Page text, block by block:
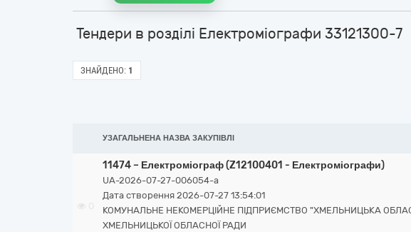
Тендери в розділі Електроміографи 33121300-7
ЗНАЙДЕНО: 1
УЗАГАЛЬНЕНА НАЗВА ЗАКУПІВЛІ
11474 – Електроміограф (Z12100401 - Електроміографи)
UA-2026-07-27-006054-a
Дата створення 2026-07-27 13:54:01
КОМУНАЛЬНЕ НЕКОМЕРЦІЙНЕ ПІДПРИЄМСТВО "ХМЕЛЬНИЦЬКА
ХМЕЛЬНИЦЬКОЇ ОБЛАСНОЇ РАДИ